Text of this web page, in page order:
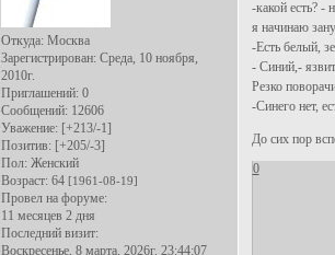
Откуда: Москва
Зарегистрирован: Среда, 10 ноября,
2010г.
Приглашений: 0
Сообщений: 12606
Уважение: [+213/-1]
Позитив: [+205/-3]
Пол: Женский
Возраст: 64 [1961-08-19]
Провел на форуме:
11 месяцев 2 дня
Последний визит:
Воскресенье, 8 марта, 2026г. 23:44:07
-какой есть? -
я начинаю
-Есть белый,
- Синий,-
Резко
-Синего нет,
До сих пор
0